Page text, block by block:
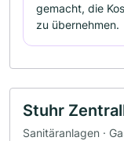
gemacht, die
zu übernehmen.
Stuhr
Sanitäranlagen ·